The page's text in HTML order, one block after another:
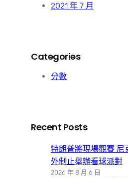
2021 年 7 月
Categories
分數
Recent Posts
特朗普將現場觀賽 尼
外制止舉辦看球派對
2026 年 8 月 6 日